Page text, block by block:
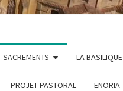
SACREMENTS LA BASILIQUE
PROJET PASTORAL ENORIA